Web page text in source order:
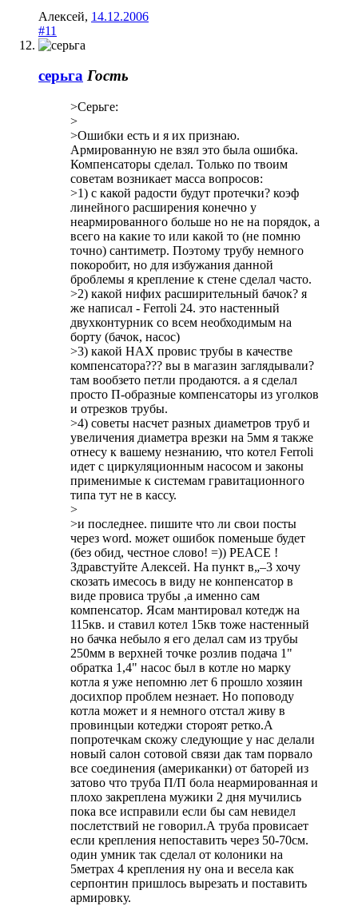
Алексей, 14.12.2006
#11
серьга Гость
>Серьге:
>
>Ошибки есть и я их признаю.
Армированную не взял это была ошибка.
Компенсаторы сделал. Только по твоим
советам возникает масса вопросов:
>1) с какой радости будут протечки? коэф
линейного расширения конечно у
неармированного больше но не на порядок, а
всего на какие то или какой то (не помню
точно) сантиметр. Поэтому трубу немного
покоробит, но для избужания данной
броблемы я крепление к стене сделал часто.
>2) какой нифих расширительный бачок? я
же написал - Ferroli 24. это настенный
двухконтурник со всем необходимым на
борту (бачок, насос)
>3) какой НАХ провис трубы в качестве
компенсатора??? вы в магазин заглядывали?
там вообзето петли продаются. а я сделал
просто П-образные компенсаторы из уголков
и отрезков трубы.
>4) советы насчет разных диаметров труб и
увеличения диаметра врезки на 5мм я также
отнесу к вашему незнанию, что котел Ferroli
идет с циркуляционным насосом и законы
применимые к системам гравитационного
типа тут не в кассу.
>
>и последнее. пишите что ли свои посты
через word. может ошибок поменьше будет
(без обид, честное слово! =)) PEACE !
Здравстуйте Алексей. На пункт в„–3 хочу
скозать имесось в виду не конпенсатор в
виде провиса трубы ,а именно сам
компенсатор. Ясам мантировал котедж на
115кв. и ставил котел 15кв тоже настенный
но бачка небыло я его делал сам из трубы
250мм в верхней точке розлив подача 1"
обратка 1,4" насос был в котле но марку
котла я уже непомню лет 6 прошло хозяин
досихпор проблем незнает. Но поповоду
котла может и я немного отстал живу в
провинцыи котеджи стороят ретко.А
попротечкам скожу следующие у нас делали
новый салон сотовой связи дак там порвало
все соединения (американки) от баторей из
затово что труба П/П бола неармированная и
плохо закреплена мужики 2 дня мучились
пока все исправили если бы сам невидел
послетствий не говорил.А труба провисает
если крепления непоставить через 50-70см.
один умник так сделал от колоники на
5метрах 4 крепления ну она и весела как
серпонтин пришлось вырезать и поставить
армировку.